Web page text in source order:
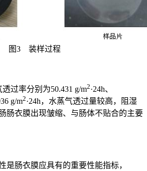
图3 装样过程
率分别为50.431 g/m2·24h、
g/m2·24h，水蒸气透过量较高，阻湿
肠衣膜出现皱缩、与肠体不贴合的主要
肠衣膜应具有的重要性能指标，